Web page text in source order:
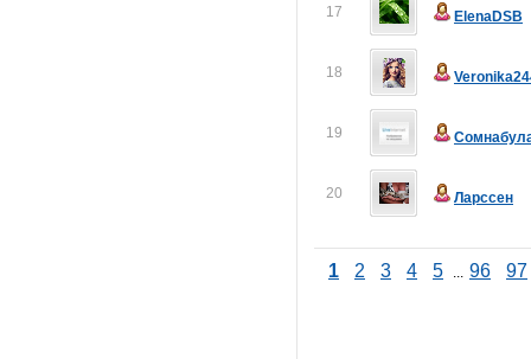
17 ElenaDSB
18
19
20 Ларссен
1 2 3 4 5 ... 96 97